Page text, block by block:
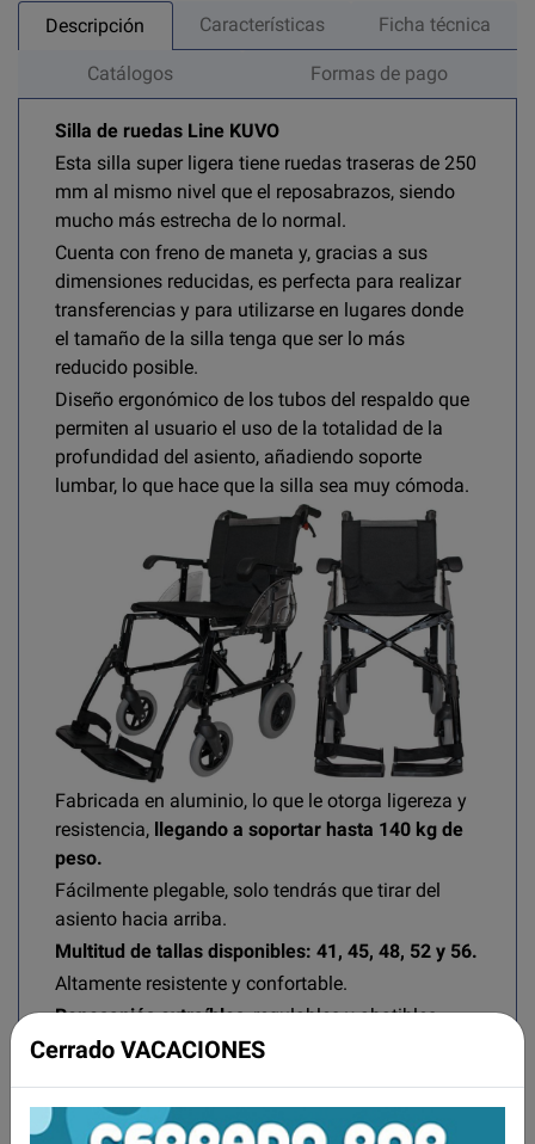
Descripción Características Ficha técnica
Catálogos Formas de pago
Silla de ruedas Line KUVO
Esta silla super ligera tiene ruedas traseras de 250
mm al mismo nivel que el reposabrazos, siendo
mucho más estrecha de lo normal.
Cuenta con freno de maneta y, gracias a sus
dimensiones reducidas, es perfecta para realizar
transferencias y para utilizarse en lugares donde
el tamaño de la silla tenga que ser lo más
reducido posible.
Diseño ergonómico de los tubos del respaldo que
permiten al usuario el uso de la totalidad de la
profundidad del asiento, añadiendo soporte
lumbar, lo que hace que la silla sea muy cómoda.
Fabricada en aluminio, lo que le otorga ligereza y
resistencia,
llegando a soportar hasta 140 kg de
peso.
Fácilmente plegable, solo tendrás que tirar del
asiento hacia arriba.
Multitud de tallas disponibles: 41, 45, 48, 52 y 56.
Altamente resistente y confortable.
Reposapiés extraíbles, regulables y abatibles
hacia dentro y fuera de manera manual, sin
herramientas.
Reposabrazos extraíblesmanualmente, sin
Cerrado VACACIONES